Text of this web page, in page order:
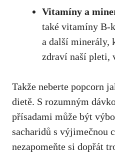
Vitamíny a
také vitamíny B-
a další minerály,
zdraví naší pleti,
Takže neberte popcorn
dietě. S rozumným
přísadami může být
sacharidů s výjimečnou
nezapomeňte‌ si dopřát